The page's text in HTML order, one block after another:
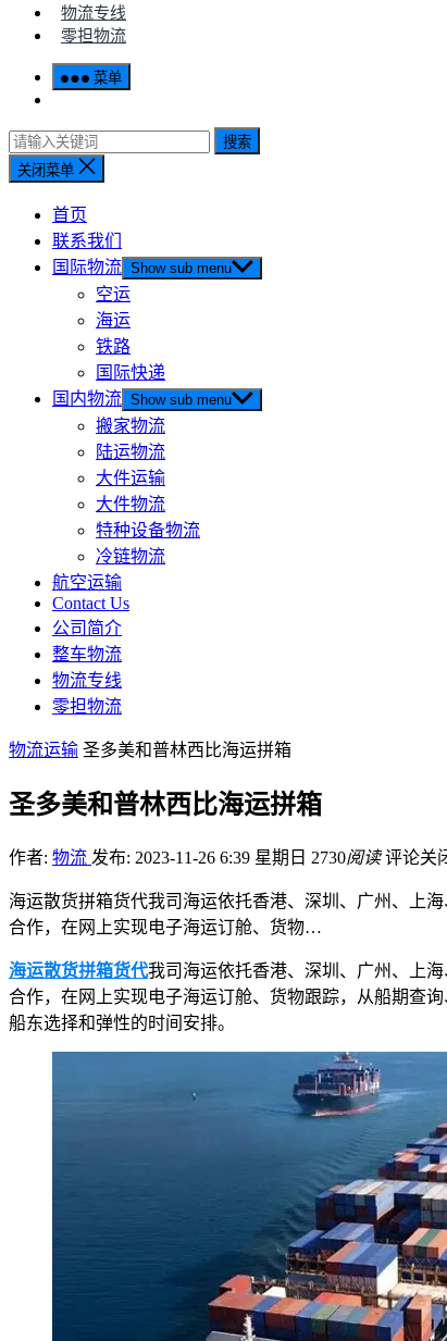
物流专线
零担物流
菜单
搜索
关闭菜单
首页
联系我们
国际物流 Show sub menu
空运
海运
铁路
国际快递
国内物流 Show sub menu
搬家物流
陆运物流
大件运输
大件物流
特种设备物流
冷链物流
航空运输
Contact Us
公司简介
整车物流
物流专线
零担物流
物流运输 圣多美和普林西比海运拼箱
圣多美和普林西比海运拼箱
作者: 物流 发布: 2023-11-26 6:39 星期日 2730阅读 评论关
海运散货拼箱货代我司海运依托香港、深圳、广州、上
合作，在网上实现电子海运订舱、货物…
海运散货拼箱货代我司海运依托香港、深圳、广州、上
合作，在网上实现电子海运订舱、货物跟踪，从船期查
船东选择和弹性的时间安排。